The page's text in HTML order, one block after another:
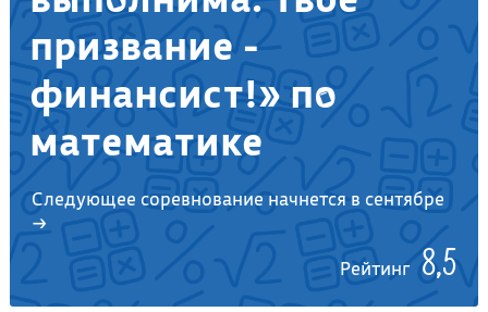
призвание -
финансист!» по
математике
Следующее соревнование начнется в сентябре
→
Рейтинг 8,5